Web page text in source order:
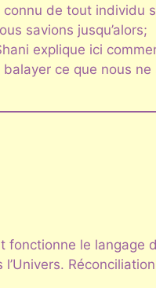
de tout individu
savions
explique ici
ce que nous ne
fonctionne le langage